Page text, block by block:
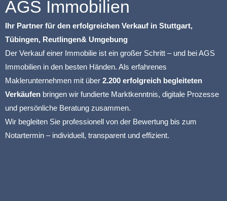
AGS Immobilien
Ihr Partner für den erfolgreichen Verkauf in Stuttgart,
Tübingen, Reutlingen& Umgebung
Der Verkauf einer Immobilie ist ein großer Schritt – und bei AGS
Immobilien in den besten Händen. Als erfahrenes
Maklerunternehmen mit über 2.200 erfolgreich begleiteten
Verkäufen bringen wir fundierte Marktkenntnis, digitale Prozesse
und persönliche Beratung zusammen.
Wir begleiten Sie professionell von der Bewertung bis zum
Notartermin – individuell, transparent und effizient.